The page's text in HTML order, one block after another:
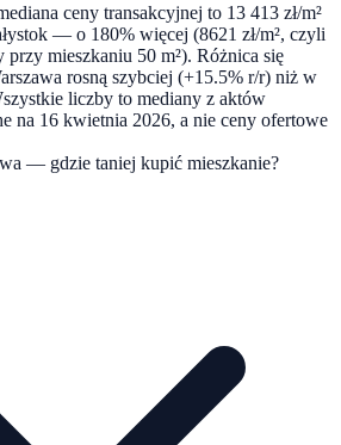
ceny transakcyjnej to 13 413 zł/m²
— o 180% więcej (8621 zł/m², czyli
przy mieszkaniu 50 m²). Różnica się
rosną szybciej (+15.5% r/r) niż w
liczby to mediany z aktów
na 16 kwietnia 2026, a nie ceny ofertowe
— gdzie taniej kupić mieszkanie?